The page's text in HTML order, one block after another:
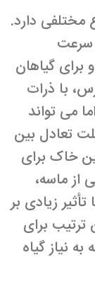
مختلفی دارد.
سرعت
گیاهان
با ذرات
می ­تواند
تعادل بین
خاک برای
از ماسه،
زیادی بر
ترتیب برای
نیاز گیاه